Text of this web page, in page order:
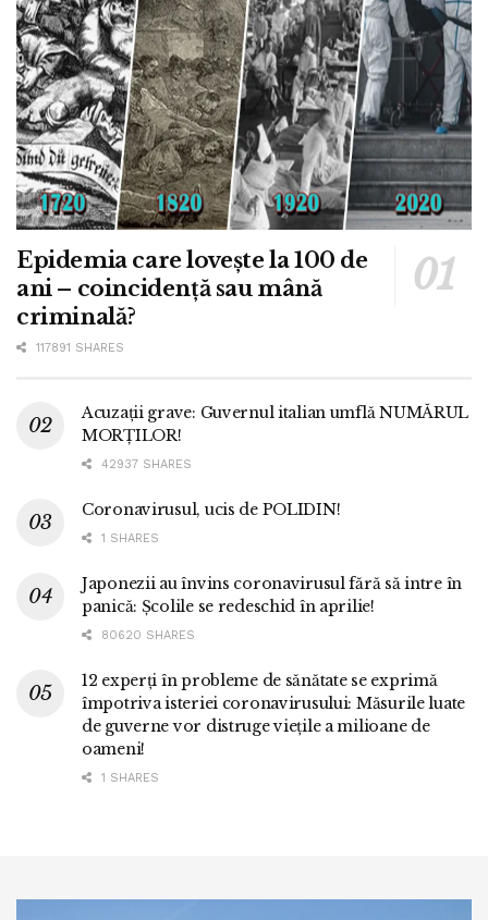
Epidemia care lovește la 100 de
ani – coincidență sau mână
criminală?
117891 SHARES
Acuzații grave: Guvernul italian umflă NUMĂRUL
MORȚILOR!
42937 SHARES
Coronavirusul, ucis de POLIDIN!
1 SHARES
Japonezii au învins coronavirusul fără să intre în
panică: Școlile se redeschid în aprilie!
80620 SHARES
12 experți în probleme de sănătate se exprimă
împotriva isteriei coronavirusului: Măsurile luate
de guverne vor distruge viețile a milioane de
oameni!
1 SHARES